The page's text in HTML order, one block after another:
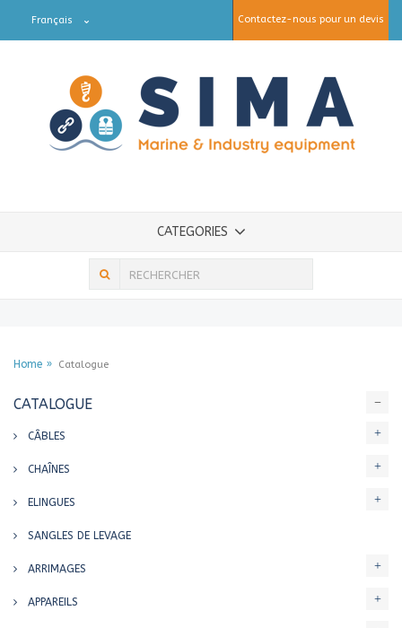
Français Contactez-nous pour un devis
CATEGORIES
Home Catalogue
CATALOGUE
CÂBLES
CHAÎNES
ELINGUES
SANGLES DE LEVAGE
ARRIMAGES
APPAREILS